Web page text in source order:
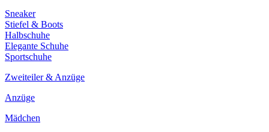
Sneaker
Stiefel & Boots
Halbschuhe
Elegante Schuhe
Sportschuhe
Zweiteiler & Anzüge
Anzüge
Mädchen